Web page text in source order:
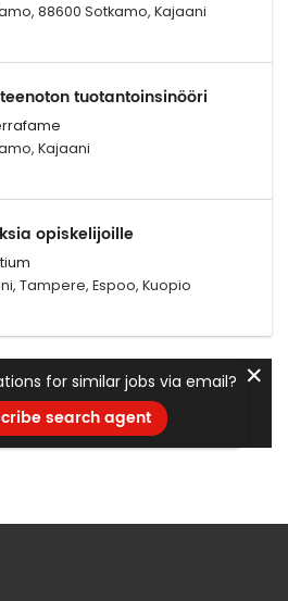
88600 Sotkamo, Kajaani
tuotantoinsinööri
Kajaani
opiskelijoille
Tampere, Espoo, Kuopio
for similar jobs via email?
search agent
✕